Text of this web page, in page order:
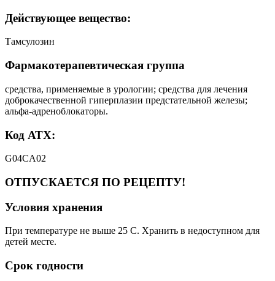
Действующее вещество:
Тамсулозин
Фармакотерапевтическая группа
средства, применяемые в урологии; средства для лечения
доброкачественной гиперплазии предстательной железы;
альфа-адреноблокаторы.
Код АТХ:
G04CA02
ОТПУСКАЕТСЯ ПО РЕЦЕПТУ!
Условия хранения
При температуре не выше 25 С. Хранить в недоступном для
детей месте.
Срок годности